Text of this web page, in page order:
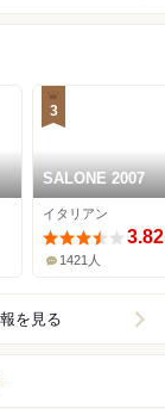
3
SALONE 2007
イタリアン
3.82
1421人
を見る